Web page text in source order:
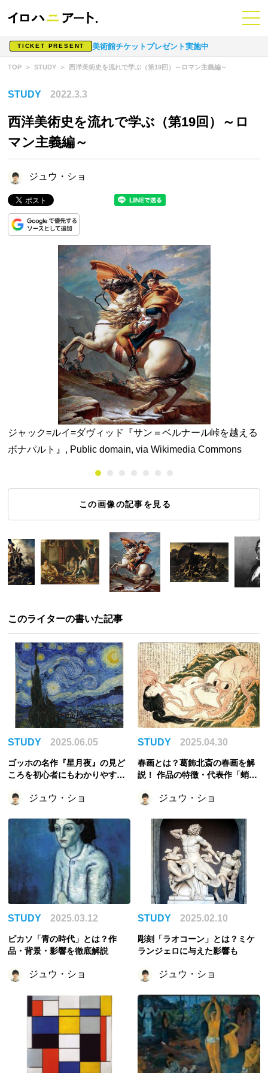
TICKET PRESENT 美術館チケットプレゼント実施中
TOP STUDY 西洋美術史を流れで学ぶ（第19回）～ロマン主義編～
STUDY 2022.3.3
西洋美術史を流れで学ぶ（第19回）～ロ
マン主義編～
ジュウ・ショ
ジャック=ルイ=ダヴィッド『サン＝ベルナール峠を越える
ボナパルト』, Public domain, via Wikimedia Commons
この画像の記事を見る
このライターの書いた記事
STUDY 2025.06.05
ゴッホの名作『星月夜』の見ど
ころを初心者にもわかりやすく
ジュウ・ショ
STUDY 2025.04.30
春画とは？葛飾北斎の春画を解
説！ 作品の特徴・代表作「蛸と
ジュウ・ショ
STUDY 2025.03.12
ピカソ「青の時代」とは？作
品・背景・影響を徹底解説
ジュウ・ショ
STUDY 2025.02.10
彫刻「ラオコーン」とは？ミケ
ランジェロに与えた影響も
ジュウ・ショ